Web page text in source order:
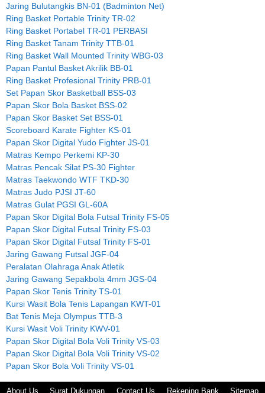
Jaring Bulutangkis BN-01 (Badminton Net)
Ring Basket Portable Trinity TR-02
Ring Basket Portabel TR-01 PERBASI
Ring Basket Tanam Trinity TTB-01
Ring Basket Wall Mounted Trinity WBG-03
Papan Pantul Basket Akrilik BB-01
Ring Basket Profesional Trinity PRB-01
Set Papan Skor Basketball BSS-03
Papan Skor Bola Basket BSS-02
Papan Skor Basket Set BSS-01
Scoreboard Karate Fighter KS-01
Papan Skor Digital Yudo Fighter JS-01
Matras Kempo Perkemi KP-30
Matras Pencak Silat PS-30 Fighter
Matras Taekwondo WTF TKD-30
Matras Judo PJSI JT-60
Matras Gulat PGSI GL-60A
Papan Skor Digital Bola Futsal Trinity FS-05
Papan Skor Digital Futsal Trinity FS-03
Papan Skor Digital Futsal Trinity FS-01
Jaring Gawang Futsal JGF-04
Peralatan Olahraga Anak Atletik
Jaring Gawang Sepakbola 4mm JGS-04
Papan Skor Tenis Trinity TS-01
Kursi Wasit Bola Tenis Lapangan KWT-01
Bat Tenis Meja Olympus TTB-3
Kursi Wasit Voli Trinity KWV-01
Papan Skor Digital Bola Voli Trinity VS-03
Papan Skor Digital Bola Voli Trinity VS-02
Papan Skor Bola Voli Trinity VS-01
About Us Surat Dukungan Contact Us Rekening Bank Sitemap